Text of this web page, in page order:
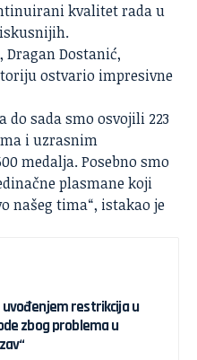
kvalitet rada u
Dragan Dostanić,
ostvario impresivne
sada smo osvojili 223
i uzrasnim
medalja. Posebno smo
plasmane koji
našeg tima“, istakao je
uvođenjem restrikcija u
zbog problema u